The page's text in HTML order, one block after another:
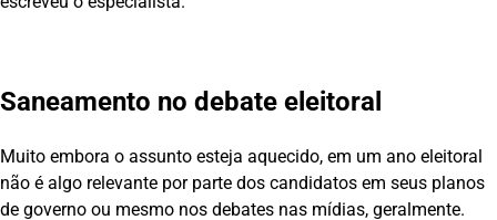
Saneamento no debate eleitoral
Muito embora o assunto esteja aquecido, em um ano eleitoral
não é algo relevante por parte dos candidatos em seus planos
de governo ou mesmo nos debates nas mídias, geralmente.